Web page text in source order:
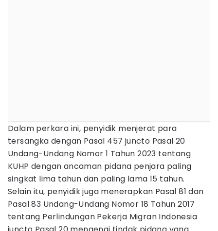
Dalam perkara ini, penyidik menjerat para
tersangka dengan Pasal 457 juncto Pasal 20
Undang-Undang Nomor 1 Tahun 2023 tentang
KUHP dengan ancaman pidana penjara paling
singkat lima tahun dan paling lama 15 tahun.
Selain itu, penyidik juga menerapkan Pasal 81 dan
Pasal 83 Undang-Undang Nomor 18 Tahun 2017
tentang Perlindungan Pekerja Migran Indonesia